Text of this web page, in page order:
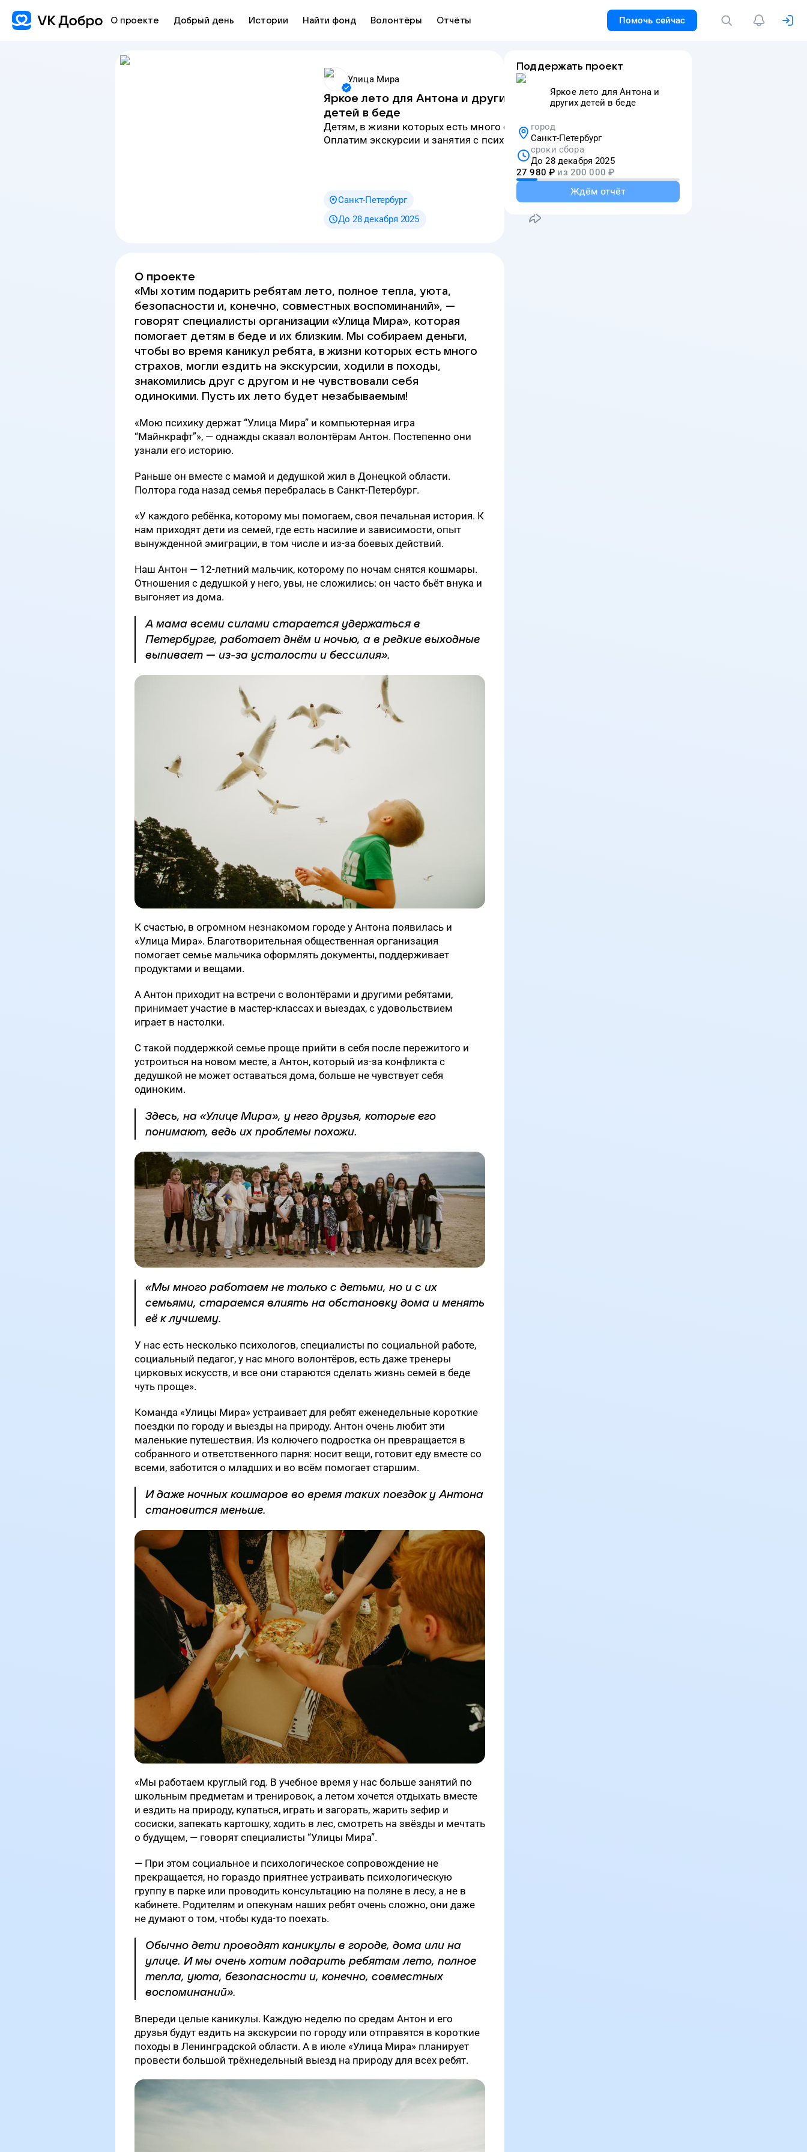
О проекте Добрый день Истории Найти фонд Волонтёры Отчёты Помочь сейчас
Улица Мира
Яркое лето для Антона и других
детей в беде
детям, в жизни которых есть много страхов
оплатим экскурсии и занятия с психологами
Санкт-Петербург
До 28 декабря 2025
О проекте
«Мы хотим подарить ребятам лето, полное тепла, уюта,
безопасности и, конечно, совместных воспоминаний», —
говорят специалисты организации «Улица Мира», которая
помогает детям в беде и их близким. Мы собираем деньги,
чтобы во время каникул ребята, в жизни которых есть много
страхов, могли ездить на экскурсии, ходили в походы,
знакомились друг с другом и не чувствовали себя
одинокими. Пусть их лето будет незабываемым!
«Мою психику держат “Улица Мира” и компьютерная игра
“Майнкрафт”», — однажды сказал волонтёрам Антон. Постепенно они
узнали его историю.
Раньше он вместе с мамой и дедушкой жил в Донецкой области.
Полтора года назад семья перебралась в Санкт-Петербург.
«У каждого ребёнка, которому мы помогаем, своя печальная история. К
нам приходят дети из семей, где есть насилие и зависимости, опыт
вынужденной эмиграции, в том числе и из-за боевых действий.
Наш Антон — 12-летний мальчик, которому по ночам снятся кошмары.
Отношения с дедушкой у него, увы, не сложились: он часто бьёт внука и
выгоняет из дома.
А мама всеми силами старается удержаться в
Петербурге, работает днём и ночью, а в редкие выходные
выпивает — из-за усталости и бессилия».
К счастью, в огромном незнакомом городе у Антона появилась и
«Улица Мира». Благотворительная общественная организация
помогает семье мальчика оформлять документы, поддерживает
продуктами и вещами.
А Антон приходит на встречи с волонтёрами и другими ребятами,
принимает участие в мастер-классах и выездах, с удовольствием
играет в настолки.
С такой поддержкой семье проще прийти в себя после пережитого и
устроиться на новом месте, а Антон, который из-за конфликта с
дедушкой не может оставаться дома, больше не чувствует себя
одиноким.
Здесь, на «Улице Мира», у него друзья, которые его
понимают, ведь их проблемы похожи.
«Мы много работаем не только с детьми, но и с их
семьями, стараемся влиять на обстановку дома и менять
её к лучшему.
У нас есть несколько психологов, специалисты по социальной работе,
социальный педагог, у нас много волонтёров, есть даже тренеры
цирковых искусств, и все они стараются сделать жизнь семей в беде
чуть проще».
Команда «Улицы Мира» устраивает для ребят еженедельные короткие
поездки по городу и выезды на природу. Антон очень любит эти
маленькие путешествия. Из колючего подростка он превращается в
собранного и ответственного парня: носит вещи, готовит еду вместе со
всеми, заботится о младших и во всём помогает старшим.
И даже ночных кошмаров во время таких поездок у Антона
становится меньше.
«Мы работаем круглый год. В учебное время у нас больше занятий по
школьным предметам и тренировок, а летом хочется отдыхать вместе
и ездить на природу, купаться, играть и загорать, жарить зефир и
сосиски, запекать картошку, ходить в лес, смотреть на звёзды и мечтать
о будущем, — говорят специалисты “Улицы Мира”.
— При этом социальное и психологическое сопровождение не
прекращается, но гораздо приятнее устраивать психологическую
группу в парке или проводить консультацию на поляне в лесу, а не в
кабинете. Родителям и опекунам наших ребят очень сложно, они даже
не думают о том, чтобы куда-то поехать.
Обычно дети проводят каникулы в городе, дома или на
улице. И мы очень хотим подарить ребятам лето, полное
тепла, уюта, безопасности и, конечно, совместных
воспоминаний».
Впереди целые каникулы. Каждую неделю по средам Антон и его
друзья будут ездить на экскурсии по городу или отправятся в короткие
походы в Ленинградской области. А в июле «Улица Мира» планирует
провести большой трёхнедельный выезд на природу для всех ребят.
Поддержать проект
Яркое лето для Антона и
других детей в беде
город
Санкт-Петербург
сроки сбора
До 28 декабря 2025
27 980 ₽ из 200 000 ₽
Ждём отчёт